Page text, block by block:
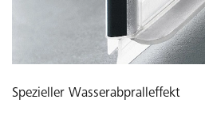
Spezieller Wasserabpralleffekt